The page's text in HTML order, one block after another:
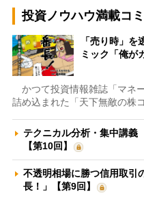
投資ノウハウ満載コ
「売り時」
ミック「俺が
かつて投資情報雑誌「マネ
詰め込まれた「天下無敵の株
テクニカル分析・集中講義
【第10回】
不透明相場に勝つ信用取
長！」【第9回】